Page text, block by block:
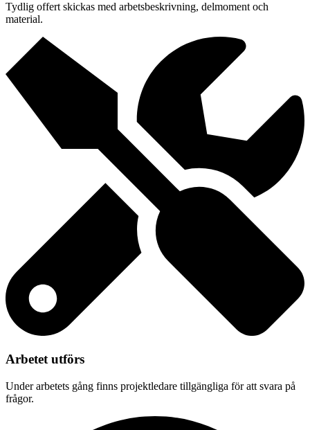
Tydlig offert skickas med arbetsbeskrivning, delmoment och
material.
Arbetet utförs
Under arbetets gång finns projektledare tillgängliga för att svara på
frågor.